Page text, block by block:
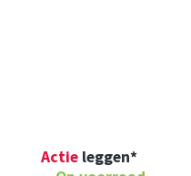
Actie leggen*